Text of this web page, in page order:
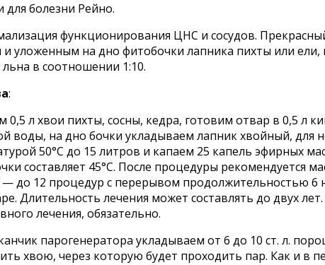
для болезни Рейно.
функционирования ЦНС и сосудов.
уложенным на дно фитобочки лапника пихты или
в соотношении 1:10.
:
0,5 л хвои пихты, сосны, кедра, готовим отвар в 0,5 л
воды, на дно бочки укладываем лапник хвойный, для
50°С до 15 литров и капаем 25 капель эфирных
составляет 45°С. После процедуры рекомендуется
до 12 процедур с перерывом продолжительностью 6
Длительность лечения может составлять до двух
лечения, обязательно.
парогенератора укладываем от 6 до 10 ст. л.
хвою, через которую будет проходить пар. Как и в